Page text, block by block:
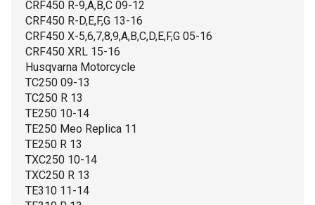
CRF450 R-9,A,B,C 09-12
CRF450 R-D,E,F,G 13-16
CRF450 X-5,6,7,8,9,A,B,C,D,E,F,G 05-16
CRF450 XRL 15-16
Husqvarna Motorcycle
TC250 09-13
TC250 R 13
TE250 10-14
TE250 Meo Replica 11
TE250 R 13
TXC250 10-14
TXC250 R 13
TE310 11-14